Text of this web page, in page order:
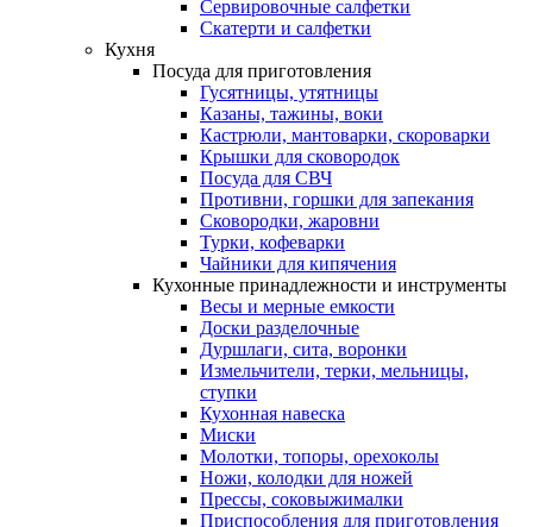
Сервировочные салфетки
Скатерти и салфетки
Кухня
Посуда для приготовления
Гусятницы, утятницы
Казаны, тажины, воки
Кастрюли, мантоварки, скороварки
Крышки для сковородок
Посуда для СВЧ
Противни, горшки для запекания
Сковородки, жаровни
Турки, кофеварки
Чайники для кипячения
Кухонные принадлежности и инструменты
Весы и мерные емкости
Доски разделочные
Дуршлаги, сита, воронки
Измельчители, терки, мельницы,
ступки
Кухонная навеска
Миски
Молотки, топоры, орехоколы
Ножи, колодки для ножей
Прессы, соковыжималки
Приспособления для приготовления